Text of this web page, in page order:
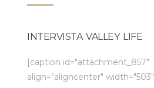
INTERVISTA VALLEY LIFE
[caption id="attachment_857"
align="aligncenter" width="503"